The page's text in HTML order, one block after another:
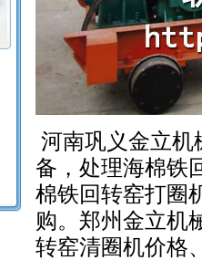
河南巩义金立机
备，处理海棉铁
棉铁回转窑打圈
购。郑州金立机
转窑清圈机价格